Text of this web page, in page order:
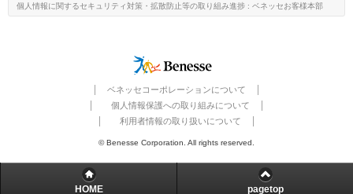
個人情報に関するセキュリティ対策・ 拡散防止等の取り組み進捗 : ベネッセお客様本部
ベネッセコーポレーションについて
個人情報保護への取り組みについて
利用者情報の取り扱いについて
© Benesse Corporation. All rights reserved.
HOME pagetop